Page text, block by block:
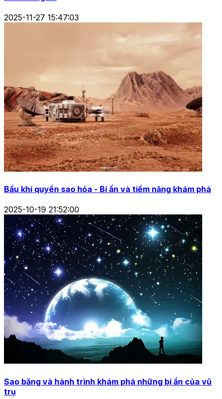
2025-11-27 15:47:03
Bầu khí quyển sao hỏa - Bí ẩn và tiềm năng khám phá
2025-10-19 21:52:00
Sao băng và hành trình khám phá những bí ẩn của vũ
trụ